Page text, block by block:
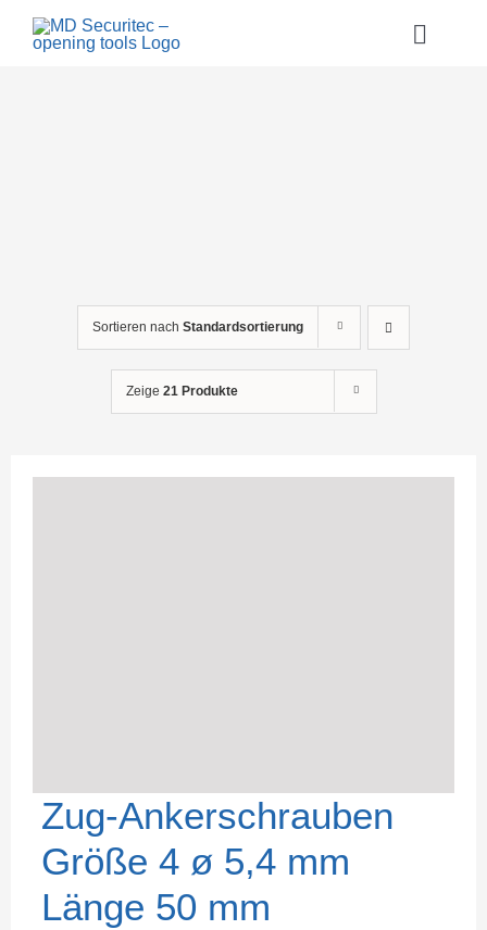
Inhalt
Toggle
Kontakt
Anmelden
Sortieren nach Standardsortierung
Zeige 21 Produkte
Zug-Ankerschrauben
Größe 4 ø 5,4 mm
Länge 50 mm